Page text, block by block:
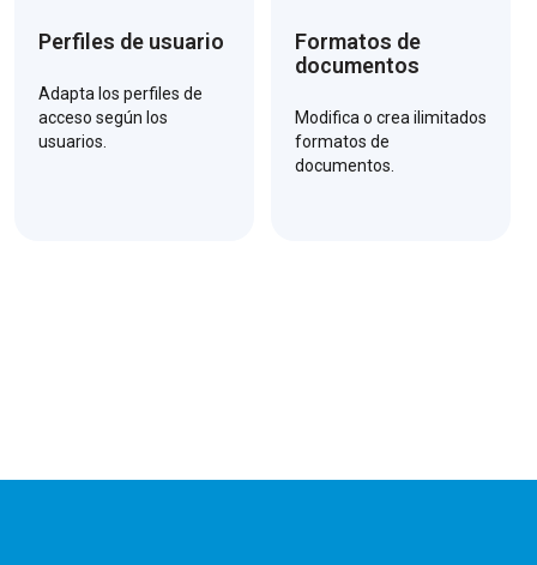
Perfiles de usuario
Adapta los perfiles de
acceso según los
usuarios.
Formatos de
documentos
Modifica o crea ilimitados
formatos de
documentos.